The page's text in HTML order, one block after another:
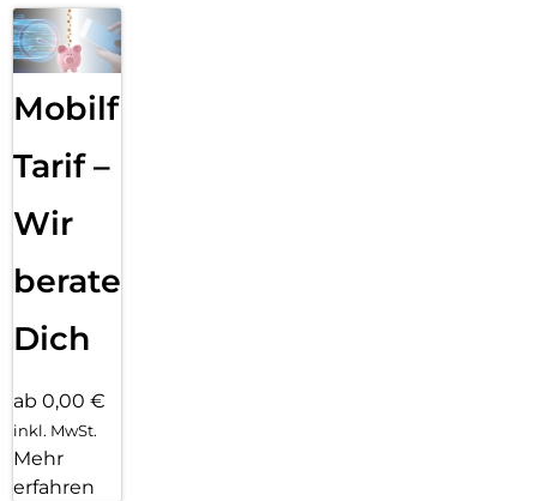
Mobilfunk
Tarif –
Wir
beraten
Dich
ab 0,00 €
inkl. MwSt.
Mehr
erfahren